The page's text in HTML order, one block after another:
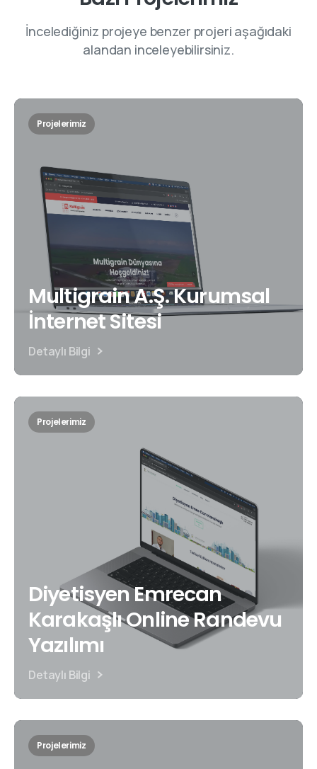
İncelediğiniz projeye benzer projeri aşağıdaki
alandan inceleyebilirsiniz.
Projelerimiz
Multigrain A.Ş. Kurumsal
İnternet Sitesi
Detaylı Bilgi
Projelerimiz
Diyetisyen Emrecan
Karakaşlı Online Randevu
Yazılımı
Detaylı Bilgi
Projelerimiz